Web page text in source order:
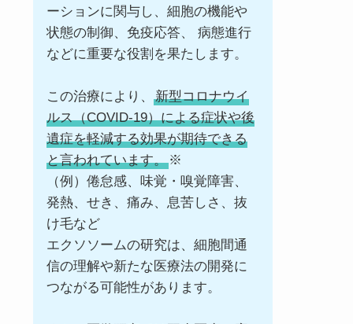
ーションに関与し、細胞の機能や
状態の制御、免疫応答、 病態進行
などに重要な役割を果たします。
この治療により、
新型コロナウイ
ルス（COVID-19）による症状や後
遺症を軽減する効果が期待できる
と言われています。※
（例）倦怠感、味覚・嗅覚障害、
発熱、せき、痛み、息苦しさ、抜
け毛など
エクソソームの研究は、細胞間通
信の理解や新たな医療法の開発に
つながる可能性があります。